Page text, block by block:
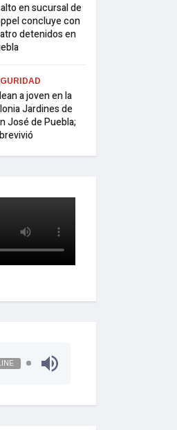
en sucursal de
concluye con
detenidos en
a joven en la
Jardines de
José de Puebla;